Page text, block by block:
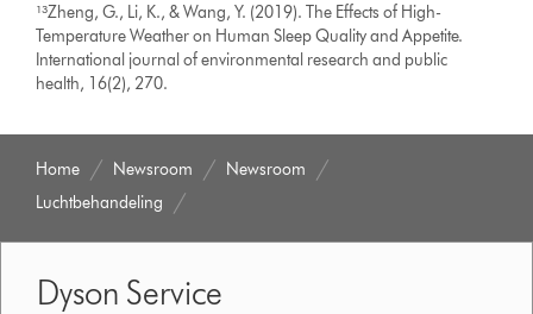
¹³Zheng, G., Li, K., & Wang, Y. (2019). The Effects of High-
Temperature Weather on Human Sleep Quality and Appetite.
International journal of environmental research and public
health, 16(2), 270.
Home Newsroom
Newsroom
Luchtbehandeling
Dyson Service